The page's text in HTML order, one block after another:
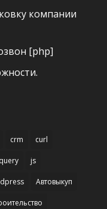
компании
[php]
crm curl
js
Автовыкуп